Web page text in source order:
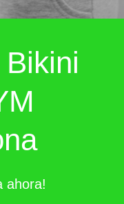
ahora!